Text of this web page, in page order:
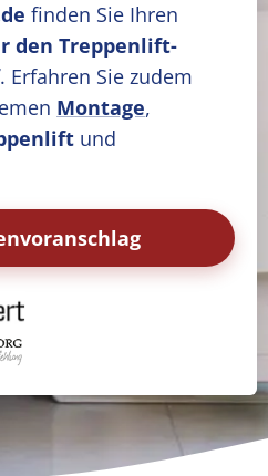
finden Sie Ihren
den Treppenlift-
. Erfahren Sie zudem
Montage,
und